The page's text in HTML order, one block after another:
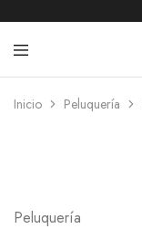
Inicio Peluquería
Peluquería